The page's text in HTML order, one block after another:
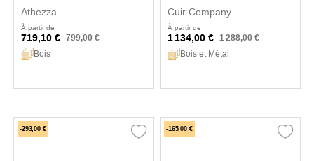
Athezza
À partir de
719,10 € 799,00 €
Bois
Cuir Company
À partir de
1 134,00 € 1 288,00 €
Bois et Métal
-293,00 € -165,00 €